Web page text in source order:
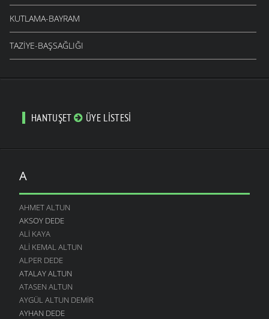
KUTLAMA-BAYRAM
TAZIYE-BAŞSAĞLIĞI
HANTUŞET ÜYE LISTESI
A
AHMET ALTUN
AKSOY DEDE
ALI KAYA
ALI KEMAL ALTUN
ALPER DEDE
ATALAY ALTUN
ATASEN ALTUN
AYGÜL ALTUN DEMIR
AYHAN DEDE